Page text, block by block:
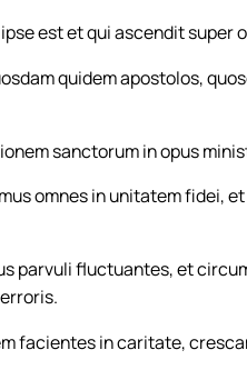
est et qui ascendit super
quidem apostolos,
sanctorum in opus
omnes in unitatem fidei,
parvuli fluctuantes, et
facientes in caritate,